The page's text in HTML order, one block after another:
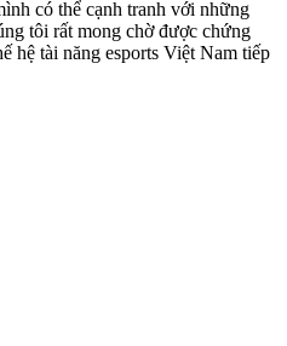
có thể cạnh tranh với những
tôi rất mong chờ được chứng
hệ tài năng esports Việt Nam tiếp